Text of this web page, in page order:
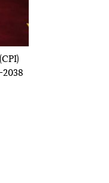
2038